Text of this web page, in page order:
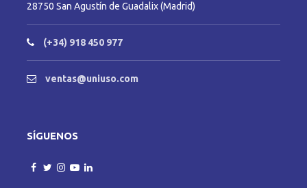
28750 San Agustín de Guadalix (Madrid)
(+34) 918 450 977
ventas@uniuso.com
SÍGUENOS